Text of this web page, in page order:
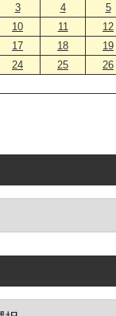
3 4 5
10 11 12
17 18 19
24 25 26